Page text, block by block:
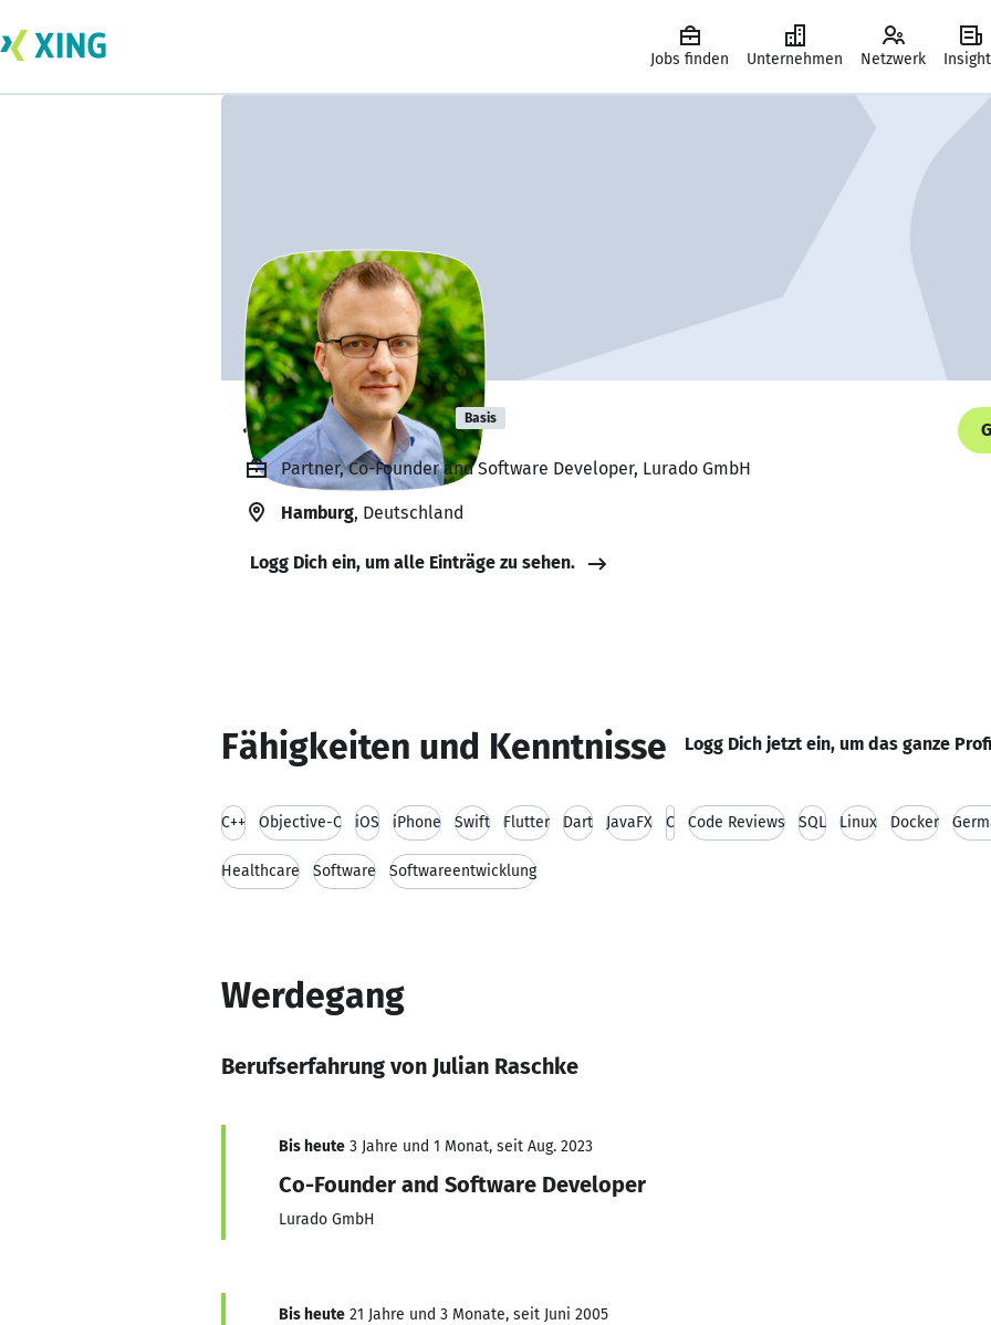
Jobs finden Unternehmen Netzwerk
Julian Raschke Basis
Partner, Co-Founder and Software Developer, Lurado GmbH
Hamburg, Deutschland
Logg Dich ein, um alle Einträge zu sehen.
Fähigkeiten und Kenntnisse Logg Dich jetzt ein, um das ganze
C++ Objective-C iOS iPhone Swift Flutter Dart JavaFX C Code Reviews SQL Linux Docker
Healthcare Software Softwareentwicklung
Werdegang
Berufserfahrung von Julian Raschke
Bis heute 3 Jahre und 1 Monat, seit Aug. 2023
Co-Founder and Software Developer
Lurado GmbH
Bis heute 21 Jahre und 3 Monate, seit Juni 2005